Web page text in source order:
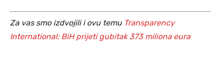
Za vas smo izdvojili i ovu temu Transparency
International: BiH prijeti gubitak 373 miliona eura